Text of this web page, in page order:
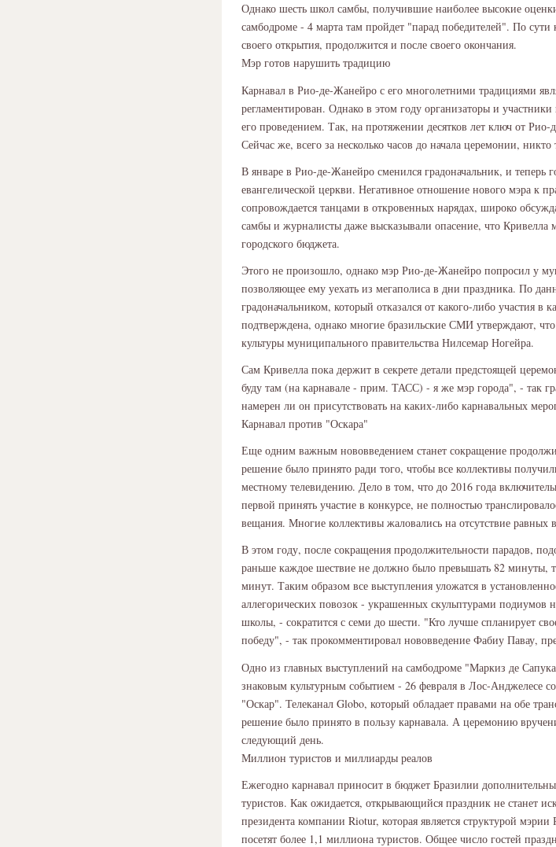
Однако шесть школ самбы, получившие наиболее высокие
самбодроме - 4 марта там пройдет "парад победителей". По сути
своего открытия, продолжится и после своего окончания.
Мэр готов нарушить традицию
Карнавал в Рио-де-Жанейро с его многолетними традициями
регламентирован. Однако в этом году организаторы и
его проведением. Так, на протяжении десятков лет ключ от
Сейчас же, всего за несколько часов до начала церемонии,
В январе в Рио-де-Жанейро сменился градоначальник, и
евангелической церкви. Негативное отношение нового мэра к
сопровождается танцами в откровенных нарядах, широко
самбы и журналисты даже высказывали опасение, что Кривелла
городского бюджета.
Этого не произошло, однако мэр Рио-де-Жанейро попросил у
позволяющее ему уехать из мегаполиса в дни праздника. По
градоначальником, который отказался от какого-либо участия
подтверждена, однако многие бразильские СМИ утверждают,
культуры муниципального правительства Нилсемар Ногейра.
Сам Кривелла пока держит в секрете детали предстоящей
буду там (на карнавале - прим. ТАСС) - я же мэр города", - так
намерен ли он присутствовать на каких-либо карнавальных
Карнавал против "Оскара"
Еще одним важным нововведением станет сокращение
решение было принято ради того, чтобы все коллективы
местному телевидению. Дело в том, что до 2016 года
первой принять участие в конкурсе, не полностью
вещания. Многие коллективы жаловались на отсутствие равных
В этом году, после сокращения продолжительности парадов,
раньше каждое шествие не должно было превышать 82 минуты,
минут. Таким образом все выступления уложатся в
аллегорических повозок - украшенных скульптурами подиумов
школы, - сократится с семи до шести. "Кто лучше спланирует
победу", - так прокомментировал нововведение Фабиу Павау,
Одно из главных выступлений на самбодроме "Маркиз де
знаковым культурным событием - 26 февраля в Лос-Анджелесе
"Оскар". Телеканал Globo, который обладает правами на обе
решение было принято в пользу карнавала. А церемонию
следующий день.
Миллион туристов и миллиарды реалов
Ежегодно карнавал приносит в бюджет Бразилии
туристов. Как ожидается, открывающийся праздник не станет
президента компании Riotur, которая является структурой
посетят более 1,1 миллиона туристов. Общее число гостей